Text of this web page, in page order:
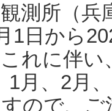
測所（
1日から
れに伴い
1月、2月
ので、